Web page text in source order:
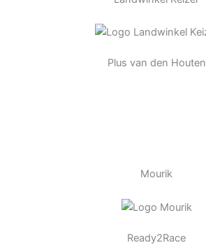
Plus van den Houten
Mourik
Ready2Race